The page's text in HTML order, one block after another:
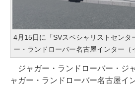
4月15日に「SVスペシャリストセンタ
ー・ランドローバー名古屋インター（
ジャガー・ランドローバー・ジ
ャガー・ランドローバー名古屋イ